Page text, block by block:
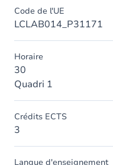
Code de l'UE
LCLAB014_P31171
Horaire
30
Quadri 1
Crédits ECTS
3
Langue d'enseignement